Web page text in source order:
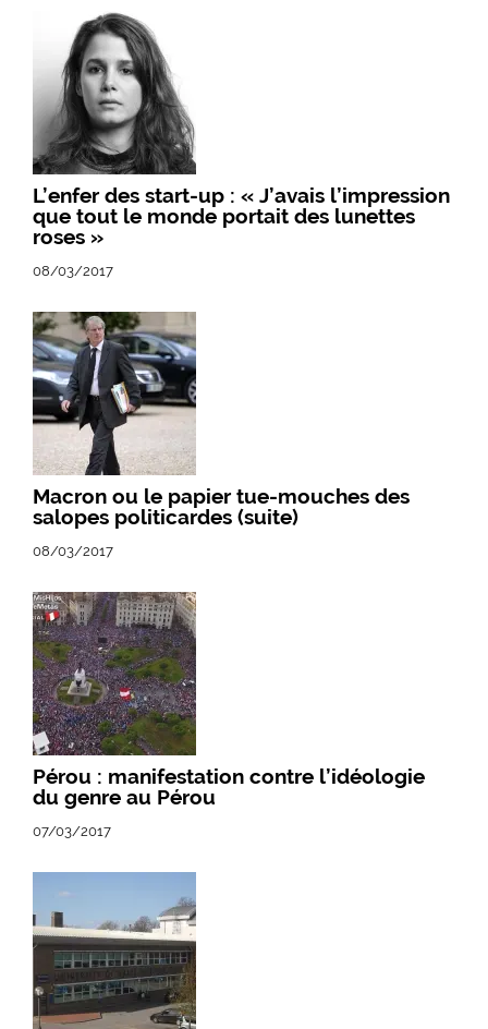
L’enfer des start-up : « J’avais l’impression
que tout le monde portait des lunettes
roses »
08/03/2017
Macron ou le papier tue-mouches des
salopes politicardes (suite)
08/03/2017
Pérou : manifestation contre l’idéologie
du genre au Pérou
07/03/2017